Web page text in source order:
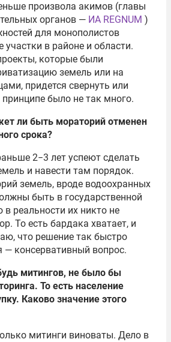
произвола акимов (главы
органов — ИА REGNUM )
для монополистов
участки в районе и области.
которые были
земель или на
придется свернуть или
было не так много.
ли быть мораторий отменен
срока?
2−3 лет успеют сделать
и навести там порядок.
земель, вроде водоохранных
быть в государственной
в реальности их никто не
То есть бардака хватает, и
что решение так быстро
— консервативный вопрос.
митингов, не было бы
То есть население
Каково значение этого
митинги виноваты. Дело в